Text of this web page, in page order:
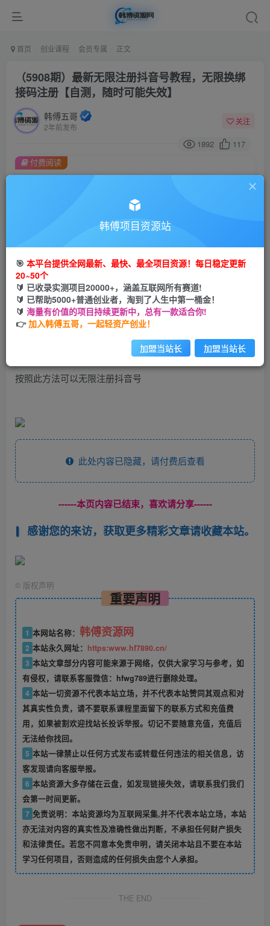
首页 创业课程 会员专属 正文
（5908期）最新无限注册抖音号教程，无限换绑
接码注册【自测，随时可能失效】
韩傅五哥
2年前发布
关注
1892 117
会员专属资源
您暂无购买权限，请先开通会员
开通会员
付费阅读
按照此方法可以无限注册抖音号
此处内容已隐藏，请付费后查看
------本页内容已结束，喜欢请分享------
感谢您的来访，获取更多精彩文章请收藏本站。
© 版权声明
重要声明
1 本网站名称： 韩傅资源网
2 本站永久网址： https:www.hf7890.cn/
3 本站文章部分内容可能来源于网络，仅供大家学习与参考，如
有侵权，请联系客服微信：hfwg789进行删除处理。
4 本站一切资源不代表本站立场，并不代表本站赞同其观点和对
其真实性负责，请不要联系课程里面留下的联系方式和充值费
用，如果被割欢迎找站长投诉举报。切记不要随意充值，充值后
无法给你找回。
5 本站一律禁止以任何方式发布或转载任何违法的相关信息，访
客发现请向客服举报。
6 本站资源大多存储在云盘，如发现链接失效，请联系我们我们
会第一时间更新。
7 免责说明：本站资源均为互联网采集,并不代表本站立场，本站
亦无法对内容的真实性及准确性做出判断，不承担任何财产损失
和法律责任。若您不同意本免责申明，请关闭本站且不要在本站
学习任何项目，否则造成的任何损失由您个人承担。
THE END
韩傅项目资源站
🎯 本平台提供全网最新、最快、最全项目资源！每日稳定更新
20~50个
🔰 已收录实测项目20000+，涵盖互联网所有赛道!
🔰 已帮助5000+普通创业者，淘到了人生中第一桶金！
🔰 海量有价值的项目持续更新中，总有一款适合你!
👉加入韩傅五哥，一起轻资产创业！
加盟当站长 加盟当站长